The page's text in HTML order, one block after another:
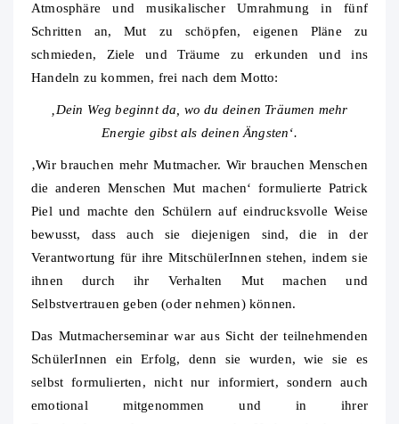
Atmosphäre und musikalischer Umrahmung in fünf
Schritten an, Mut zu schöpfen, eigenen Pläne zu
schmieden, Ziele und Träume zu erkunden und ins
Handeln zu kommen, frei nach dem Motto:
‚Dein Weg beginnt da, wo du deinen Träumen mehr
Energie gibst als deinen Ängsten‘.
‚Wir brauchen mehr Mutmacher. Wir brauchen Menschen
die anderen Menschen Mut machen‘ formulierte Patrick
Piel und machte den Schülern auf eindrucksvolle Weise
bewusst, dass auch sie diejenigen sind, die in der
Verantwortung für ihre MitschülerInnen stehen, indem sie
ihnen durch ihr Verhalten Mut machen und
Selbstvertrauen geben (oder nehmen) können.
Das Mutmacherseminar war aus Sicht der teilnehmenden
SchülerInnen ein Erfolg, denn sie wurden, wie sie es
selbst formulierten, nicht nur informiert, sondern auch
emotional mitgenommen und in ihrer